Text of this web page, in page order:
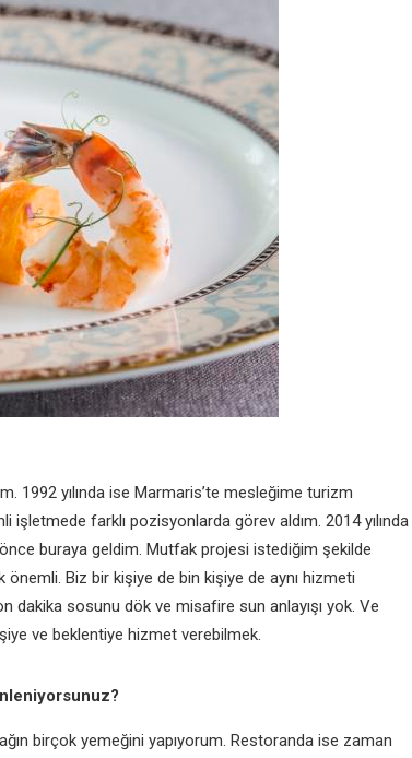
1992 yılında ise Marmaris’te mesleğime turizm
farklı pozisyonlarda görev aldım. 2014 yılında
önce buraya geldim. Mutfak projesi istediğim şekilde
Biz bir kişiye de bin kişiye de aynı hizmeti
dakika sosunu dök ve misafire sun anlayışı yok. Ve
ve beklentiye hizmet verebilmek.
birçok yemeğini yapıyorum. Restoranda ise zaman